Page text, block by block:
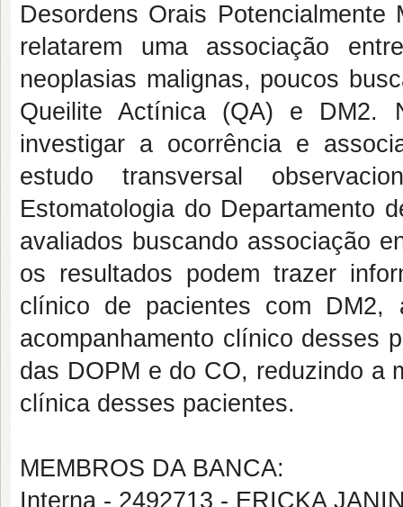
Desordens Orais
relatarem uma associação
neoplasias malignas, poucos
Queilite Actínica (QA) e DM2.
investigar a ocorrência e
estudo transversal
Estomatologia do Departamento
avaliados buscando associação
os resultados podem trazer
clínico de pacientes com DM2,
acompanhamento clínico desses
das DOPM e do CO, reduzindo a
clínica desses pacientes.
MEMBROS DA BANCA:
Interna - 2492713 - ERICKA